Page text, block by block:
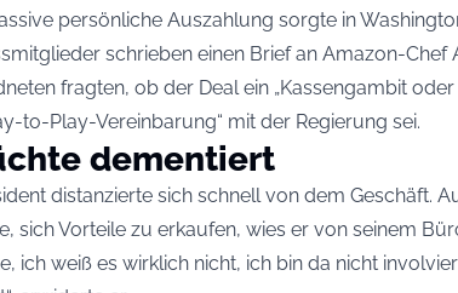
persönliche Auszahlung sorgte in
schrieben einen Brief an Amazon-Chef
fragten, ob der Deal ein „Kassengambit
to-Play-Vereinbarung“ mit der Regierung sei.
dementiert
distanzierte sich schnell von dem Geschäft.
sich Vorteile zu erkaufen, wies er von seinem
ich weiß es wirklich nicht, ich bin da nicht